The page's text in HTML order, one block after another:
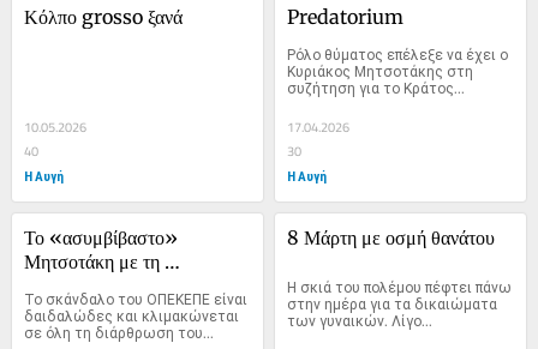
Κόλπο grosso ξανά
10.05.2026
40
Η Αυγή
Predatorium
Ρόλο θύματος επέλεξε να έχει ο
Κυριάκος Μητσοτάκης στη
συζήτηση για το Κράτος...
17.04.2026
30
Η Αυγή
Το «ασυμβίβαστο»
Μητσοτάκη με τη
Το σκάνδαλο του ΟΠΕΚΕΠΕ είναι
δαιδαλώδες και κλιμακώνεται
σε όλη τη διάρθρωση του...
8 Μάρτη με οσμή θανάτου
Η σκιά του πολέμου πέφτει πάνω
στην ημέρα για τα δικαιώματα
των γυναικών. Λίγο...